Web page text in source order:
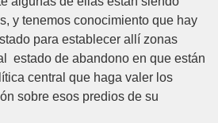
y tenemos conocimiento que hay
para establecer allí zonas
estado de abandono en que están
central que haga valer los
sobre esos predios de su